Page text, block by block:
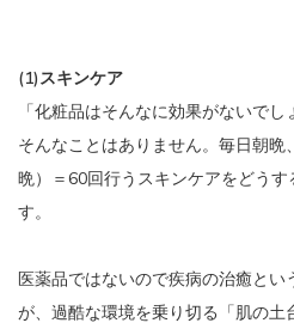
(1)スキンケア
「化粧品はそんなに効果がないでし
そんなことはありません。毎日朝
晩）＝60回行うスキンケアをどう
す。
医薬品ではないので疾病の治癒とい
が、過酷な環境を乗り切る「肌の土